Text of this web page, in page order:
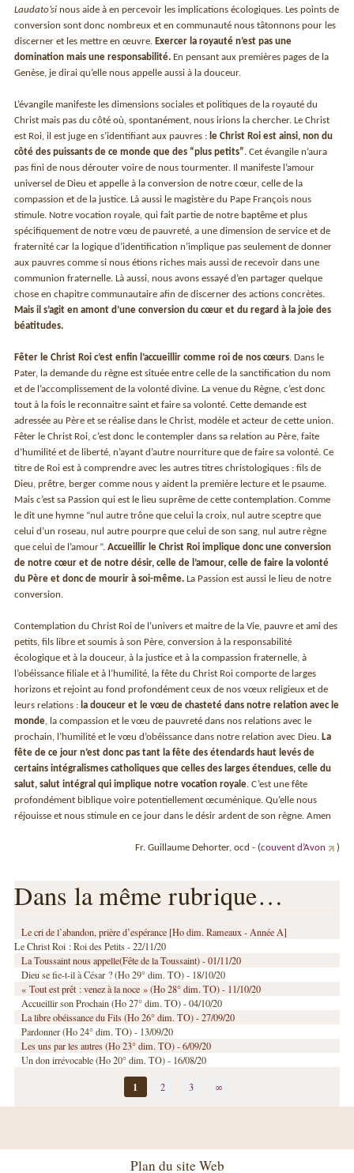
Laudato’si nous aide à en percevoir les implications écologiques. Les points de
conversion sont donc nombreux et en communauté nous tâtonnons pour les
discerner et les mettre en œuvre.
Exercer la royauté n’est pas une
domination mais une responsabilité. En pensant aux premières pages de la
Genèse, je dirai qu’elle nous appelle aussi à la douceur.
L’évangile manifeste les dimensions sociales et politiques de la royauté du
Christ mais pas du côté où, spontanément, nous irions la chercher. Le Christ
est Roi, il est juge en s’identifiant aux pauvres : le Christ Roi est ainsi, non du
côté des puissants de ce monde que des “plus petits” . Cet évangile n’aura
pas fini de nous dérouter voire de nous tourmenter. Il manifeste l’amour
universel de Dieu et appelle à la conversion de notre cœur, celle de la
compassion et de la justice. Là aussi le magistère du Pape François nous
stimule. Notre vocation royale, qui fait partie de notre baptême et plus
spécifiquement de notre vœu de pauvreté, a une dimension de service et de
fraternité car la logique d’identification n’implique pas seulement de donner
aux pauvres comme si nous étions riches mais aussi de recevoir dans une
communion fraternelle. Là aussi, nous avons essayé d’en partager quelque
chose en chapitre communautaire afin de discerner des actions concrètes.
Mais il s’agit en amont d’une conversion du cœur et du regard à la joie des
béatitudes.
Fêter le Christ Roi c’est enfin l’accueillir comme roi de nos cœurs . Dans le
Pater, la demande du règne est située entre celle de la sanctification du nom
et de l’accomplissement de la volonté divine. La venue du Règne, c’est donc
tout à la fois le reconnaitre saint et faire sa volonté. Cette demande est
adressée au Père et se réalise dans le Christ, modèle et acteur de cette union.
Fêter le Christ Roi, c’est donc le contempler dans sa relation au Père, faite
d’humilité et de liberté, n’ayant d’autre nourriture que de faire sa volonté. Ce
titre de Roi est à comprendre avec les autres titres christologiques : fils de
Dieu, prêtre, berger comme nous y aident la première lecture et le psaume.
Mais c’est sa Passion qui est le lieu suprême de cette contemplation. Comme
le dit une hymne “nul autre trône que celui la croix, nul autre sceptre que
celui d’un roseau, nul autre pourpre que celui de son sang, nul autre règne
que celui de l’amour”.Accueillir le Christ Roi implique donc une conversion
de notre cœur et de notre désir, celle de l’amour, celle de faire la volonté
du Père et donc de mourir à soi-même.La Passion est aussi le lieu de notre
conversion.
Contemplation du Christ Roi de l’univers et maitre de la Vie, pauvre et ami des
petits, fils libre et soumis à son Père, conversion à la responsabilité
écologique et à la douceur, à la justice et à la compassion fraternelle, à
l’obéissance filiale et à l’humilité, la fête du Christ Roi comporte de larges
horizons et rejoint au fond profondément ceux de nos vœux religieux et de
leurs relations : la douceur et le vœu de chasteté dans notre relation avec le
monde , la compassion et le vœu de pauvreté dans nos relations avec le
prochain, l’humilité et le vœu d’obéissance dans notre relation avec Dieu.
La
fête de ce jour n’est donc pas tant la fête des étendards haut levés de
certains intégralismes catholiques que celles des larges étendues, celle du
salut, salut intégral qui implique notre vocation royale . C’est une fête
profondément biblique voire potentiellement œcuménique. Qu’elle nous
réjouisse et nous stimule en ce jour dans le désir ardent de son règne. Amen
Fr. Guillaume Dehorter, ocd - (couvent d’Avon )
Dans la même rubrique…
Le cri de l’abandon, prière d’espérance [Ho dim. Rameaux - Année A]
Le Christ Roi : Roi des Petits - 22/11/20
La Toussaint nous appelle(Fête de la Toussaint) - 01/11/20
Dieu se fie-t-il à César ? (Ho 29° dim. TO) - 18/10/20
« Tout est prêt : venez à la noce » (Ho 28° dim. TO) - 11/10/20
Accueillir son Prochain (Ho 27° dim. TO) - 04/10/20
La libre obéissance du Fils (Ho 26° dim. TO) - 27/09/20
Pardonner (Ho 24° dim. TO) - 13/09/20
Les uns par les autres (Ho 23° dim. TO) - 6/09/20
Un don irrévocable (Ho 20° dim. TO) - 16/08/20
1 2 3 ∞
Plan du site Web